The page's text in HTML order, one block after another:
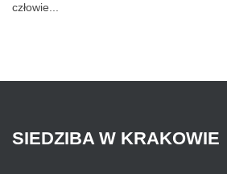
człowie...
SIEDZIBA W KRAKOWIE